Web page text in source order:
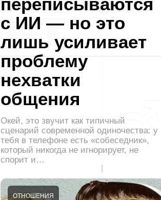
с ИИ — но это
лишь усиливает
проблему
нехватки
общения
Окей, это звучит как типичный
сценарий современной одиночества: у
тебя в телефоне есть «собеседник»,
который никогда не игнорирует, не
спорит и…
ОТНОШЕНИЯ